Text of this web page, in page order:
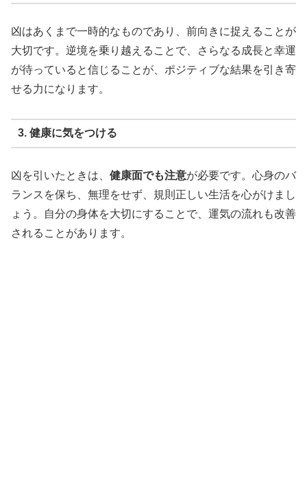
凶はあくまで一時的なものであり、前向きに捉えることが
大切です。逆境を乗り越えることで、さらなる成長と幸運
が待っていると信じることが、ポジティブな結果を引き寄
せる力になります。
3. 健康に気をつける
凶を引いたときは、 健康面でも注意が必要です。心身のバ
ランスを保ち、無理をせず、規則正しい生活を心がけまし
ょう。自分の身体を大切にすることで、運気の流れも改善
されることがあります。